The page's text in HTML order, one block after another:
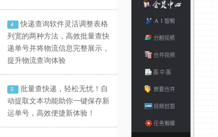
4
快递查询软件灵活调整表格
列宽的两种方法，高效批量查快
递单号并将物流信息完整展示，
提升物流查询体验
5
批量查快递，轻松无忧！自
动提取文本功能助你一键保存新
运单号，高效便捷新体验！